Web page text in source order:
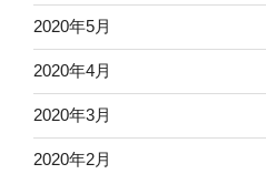
2020年5月
2020年4月
2020年3月
2020年2月